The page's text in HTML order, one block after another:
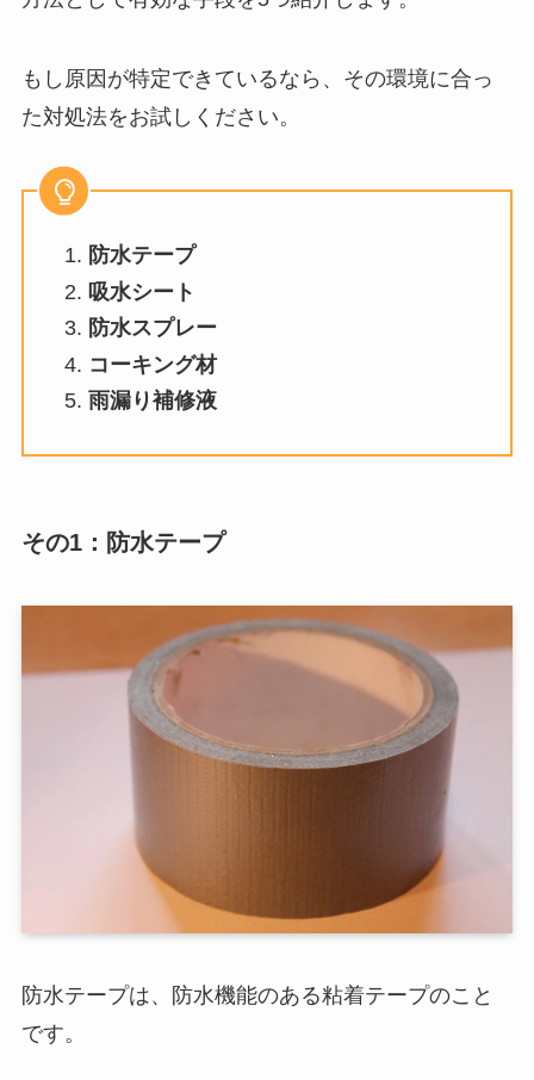
もし原因が特定できているなら、その環境に合っ
た対処法をお試しください。
防水テープ
吸水シート
防水スプレー
コーキング材
雨漏り補修液
その1：防水テープ
防水テープは、防水機能のある粘着テープのこと
です。